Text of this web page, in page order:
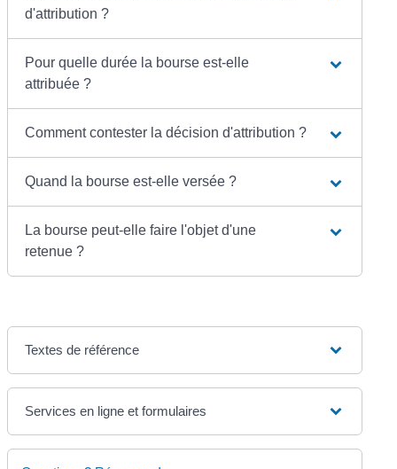
d'attribution ?
Pour quelle durée la bourse est-elle
attribuée ?
Comment contester la décision d'attribution ?
Quand la bourse est-elle versée ?
La bourse peut-elle faire l'objet d'une
retenue ?
Textes de référence
Services en ligne et formulaires